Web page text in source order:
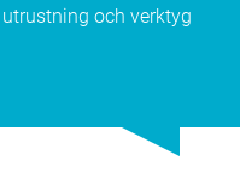
och verktyg